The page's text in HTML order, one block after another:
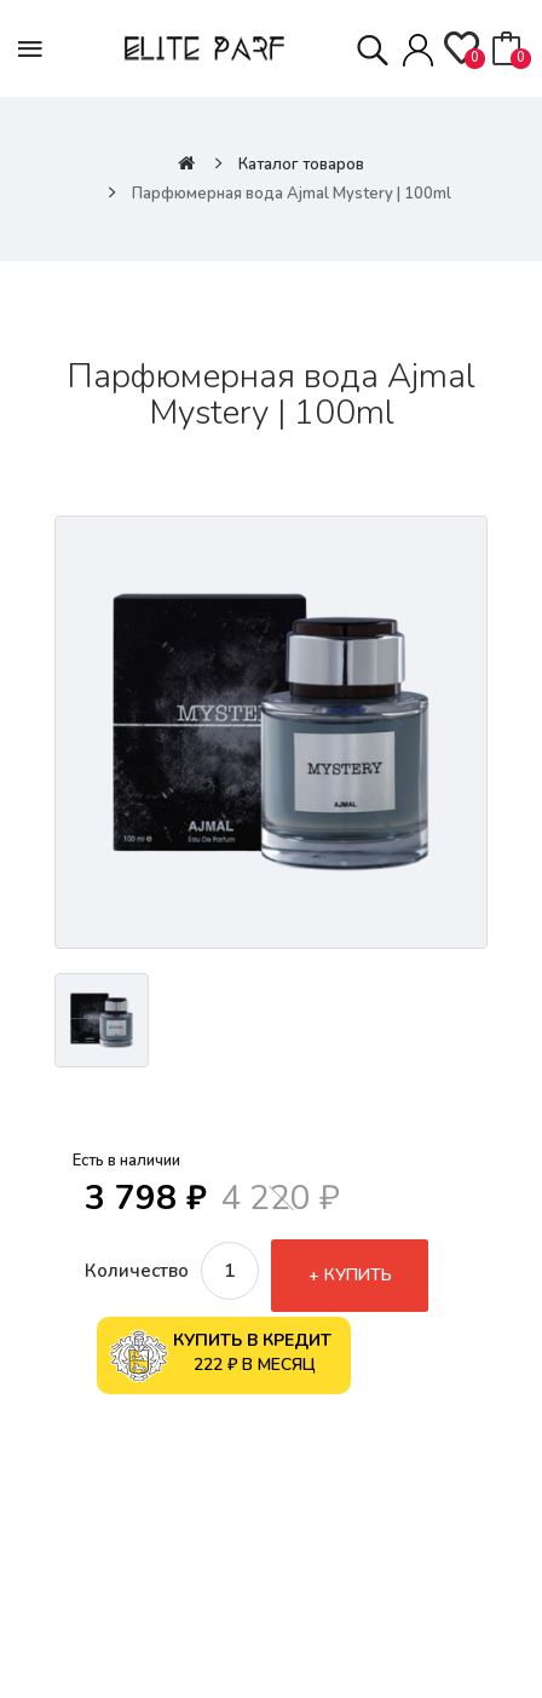
0 0
Каталог товаров
Парфюмерная вода Ajmal Mystery | 100ml
Парфюмерная вода Ajmal
Mystery | 100ml
Есть в наличии
3 798 ₽ 4 220 ₽
Количество КУПИТЬ
КУПИТЬ В КРЕДИТ
222 ₽ В МЕСЯЦ